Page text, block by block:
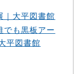
｜大平図書館
でも黒板アー
平図書館